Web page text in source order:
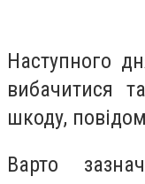
Наступного
вибачитися
шкоду,
Варто